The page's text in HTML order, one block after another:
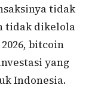
tidak
tidak dikelola
bitcoin
yang
Indonesia.